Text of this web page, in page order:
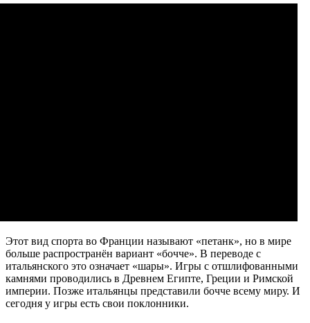
Этот вид спорта во Франции называют «петанк», но в мире
больше распространён вариант «бочче». В переводе с
итальянского это означает «шары». Игры с отшлифованными
камнями проводились в Древнем Египте, Греции и Римской
империи. Позже итальянцы представили бочче всему миру. И
сегодня у игры есть свои поклонники.